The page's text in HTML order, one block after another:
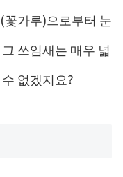
가루)으로부터 눈
쓰임새는 매우 넓
없겠지요?